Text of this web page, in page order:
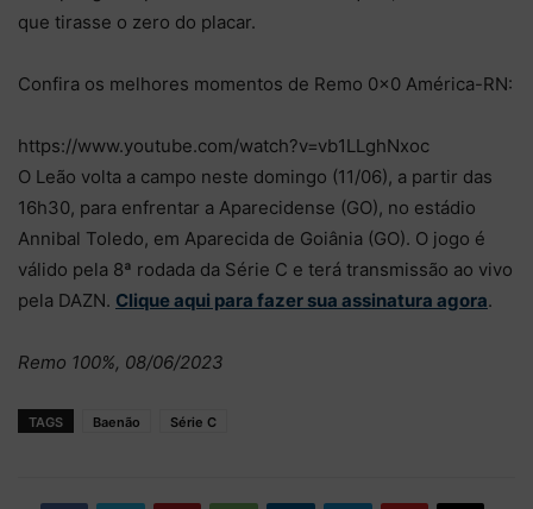
que tirasse o zero do placar.
Confira os melhores momentos de Remo 0×0 América-RN:
https://www.youtube.com/watch?v=vb1LLghNxoc
O Leão volta a campo neste domingo (11/06), a partir das
16h30, para enfrentar a Aparecidense (GO), no estádio
Annibal Toledo, em Aparecida de Goiânia (GO). O jogo é
válido pela 8ª rodada da Série C e terá transmissão ao vivo
pela DAZN. Clique aqui para fazer sua assinatura agora.
Remo 100%, 08/06/2023
TAGS Baenão Série C